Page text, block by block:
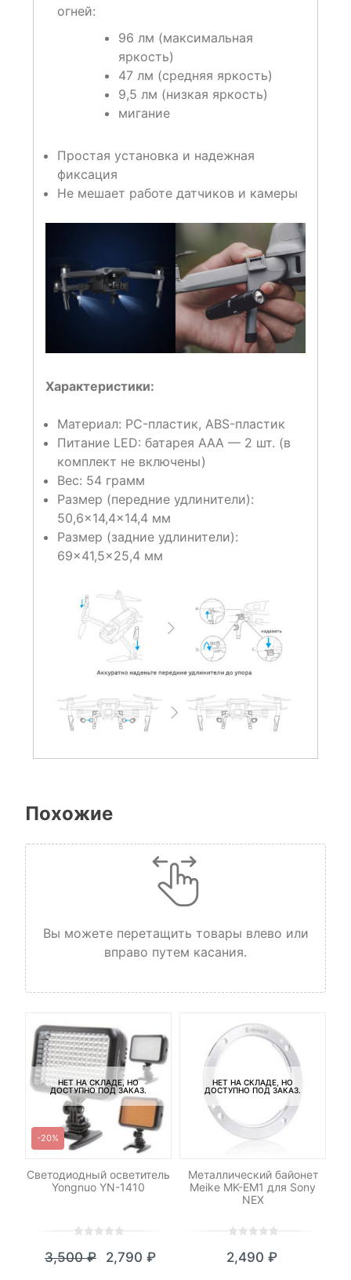
огней:
96 лм (максимальная
яркость)
47 лм (средняя яркость)
9,5 лм (низкая яркость)
мигание
Простая установка и надежная
фиксация
Не мешает работе датчиков и камеры
Характеристики:
Материал: PC-пластик, ABS-пластик
Питание LED: батарея AAA — 2 шт. (в
комплект не включены)
Вес: 54 грамм
Размер (передние удлинители):
50,6×14,4×14,4 мм
Размер (задние удлинители):
69×41,5×25,4 мм
Похожие
Вы можете перетащить товары влево или
вправо путем касания.
НЕТ НА СКЛАДЕ, НО
ДОСТУПНО ПОД ЗАКАЗ.
-20%
Светодиодный осветитель
Yongnuo YN-1410
out
3,500₽
Первоначальная
2,790 ₽
Текущая
НЕТ НА СКЛАДЕ, НО
ДОСТУПНО ПОД ЗАКАЗ.
Металлический байонет
Meike MK-EM1 для Sony
NEX
out
2,490 ₽